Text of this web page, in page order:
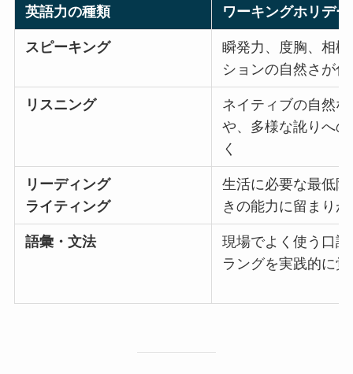
英語力の種類 ワーキングホリデー
スピーキング
瞬発力、度胸、相
ションの自然さが
リスニング
ネイティブの自然
や、多様な訛りへ
く
リーディング
ライティング
生活に必要な最低
きの能力に留まりが
語彙・文法
現場でよく使う口
ラングを実践的に